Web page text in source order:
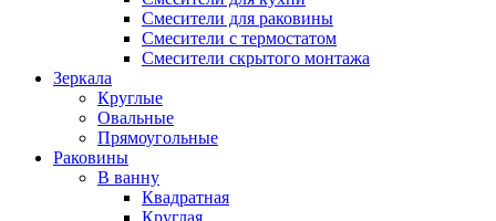
Смесители для раковины
Смесители с термостатом
Смесители скрытого монтажа
Зеркала
Круглые
Овальные
Прямоугольные
Раковины
В ванну
Квадратная
Круглая